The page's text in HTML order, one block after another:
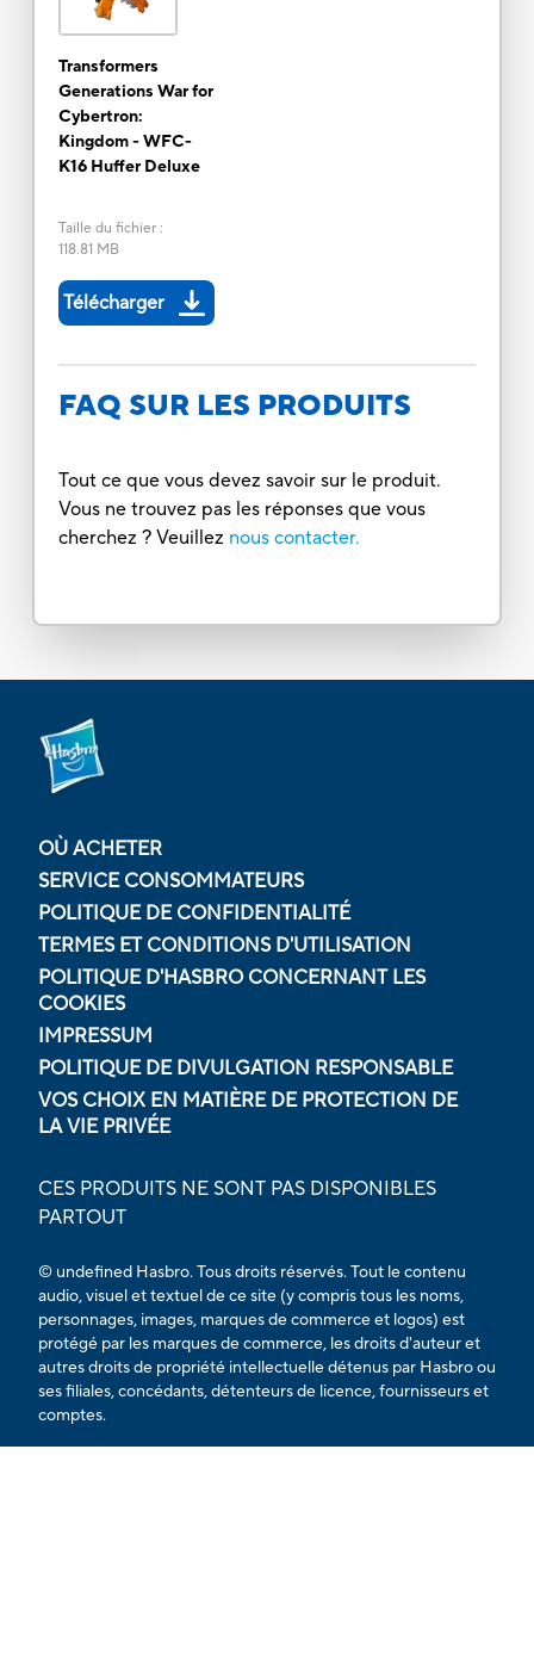
Transformers
Generations War for
Cybertron:
Kingdom - WFC-
K16 Huffer Deluxe
Taille du fichier:
118.81 MB
Télécharger
FAQ SUR LES PRODUITS
Tout ce que vous devez savoir sur le produit.
Vous ne trouvez pas les réponses que vous
cherchez ? Veuillez nous contacter.
OÙ ACHETER
SERVICE CONSOMMATEURS
POLITIQUE DE CONFIDENTIALITÉ
TERMES ET CONDITIONS D'UTILISATION
POLITIQUE D'HASBRO CONCERNANT LES
COOKIES
IMPRESSUM
POLITIQUE DE DIVULGATION RESPONSABLE
VOS CHOIX EN MATIÈRE DE PROTECTION DE
LA VIE PRIVÉE
CES PRODUITS NE SONT PAS DISPONIBLES
PARTOUT
© undefined Hasbro. Tous droits réservés. Tout le contenu
audio, visuel et textuel de ce site (y compris tous les noms,
personnages, images, marques de commerce et logos) est
protégé par les marques de commerce, les droits d'auteur et
autres droits de propriété intellectuelle détenus par Hasbro ou
ses filiales, concédants, détenteurs de licence, fournisseurs et
comptes.